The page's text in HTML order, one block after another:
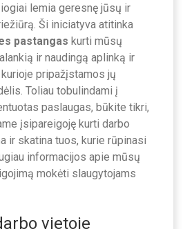
lemia geresnę jūsų ir
Ši iniciatyva atitinka
pastangas kurti mūsų
ir naudingą aplinką ir
pripažįstamos jų
Toliau tobulindami į
paslaugas, būkite tikri,
įsipareigoję kurti darbo
ir skatina tuos, kurie rūpinasi
informacijos apie mūsų
mokėti slaugytojams
vietoje